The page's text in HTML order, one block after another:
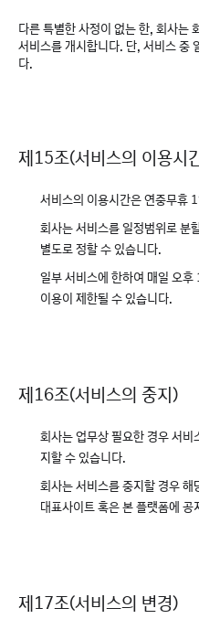
다른 특별한 사정이 없는 한, 회사는
서비스를 개시합니다. 단, 서비스 중
다.
제15조(서비스의 이용시
서비스의 이용시간은 연중무휴
회사는 서비스를 일정범위로 분
별도로 정할 수 있습니다.
일부 서비스에 한하여 매일 오
이용이 제한될 수 있습니다.
제16조(서비스의 중지)
회사는 업무상 필요한 경우 서비
지할 수 있습니다.
회사는 서비스를 중지할 경우 해
대표사이트 혹은 본 플랫폼에
제17조(서비스의 변경)